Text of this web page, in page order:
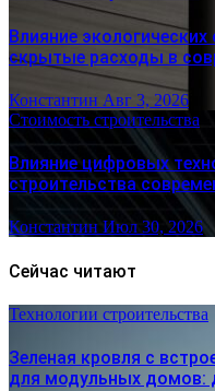
Влияние
скрытые расходы в
Константин Авг 3, 2026
Стоимость строительства
Влияние цифровых
строительства
Константин Июл 30, 2026
Сейчас читают
Технологии строительства
Зеленая кровля с
для модульных домов: